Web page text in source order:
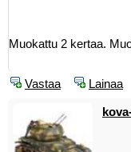
Muokattu 2 kertaa.
Vastaa Lainaa